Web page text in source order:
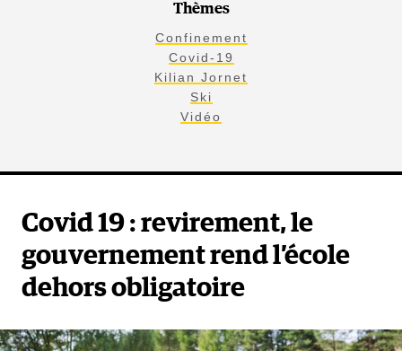
Thèmes
Confinement
Covid-19
Kilian Jornet
Ski
Vidéo
Covid 19 : revirement, le
gouvernement rend l’école
dehors obligatoire